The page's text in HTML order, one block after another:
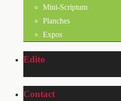
Mini-Scriptum
Planches
Expos
Edito
Contact